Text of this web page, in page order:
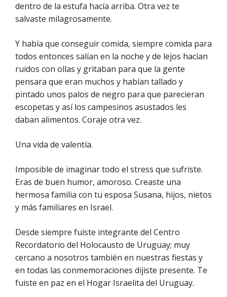
dentro de la estufa hacía arriba. Otra vez te
salvaste milagrosamente.
Y había que conseguir comida, siempre comida para
todos entonces salían en la noche y de lejos hacían
ruidos con ollas y gritaban para que la gente
pensara que eran muchos y habían tallado y
pintado unos palos de negro para que parecieran
escopetas y así los campesinos asustados les
daban alimentos. Coraje otra vez.
Una vida de valentía.
Imposible de imaginar todo el stress que sufriste.
Eras de buen humor, amoroso. Creaste una
hermosa familia con tu esposa Susana, hijos, nietos
y más familiares en Israel.
Desde siempre fuiste integrante del Centro
Recordatorio del Holocausto de Uruguay; muy
cercano a nosotros también en nuestras fiestas y
en todas las conmemoraciones dijiste presente. Te
fuiste en paz en el Hogar Israelita del Uruguay.